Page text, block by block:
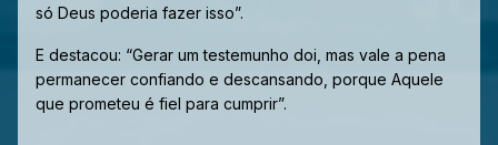
só Deus poderia fazer isso”.
E destacou: “Gerar um testemunho doi, mas vale a pena
permanecer confiando e descansando, porque Aquele
que prometeu é fiel para cumprir”.